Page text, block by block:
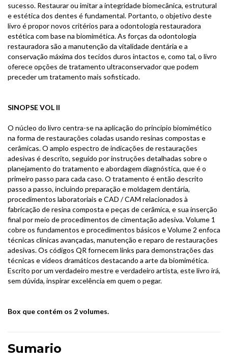
sucesso. Restaurar ou imitar a integridade biomecânica, estrutural
e estética dos dentes é fundamental. Portanto, o objetivo deste
livro é propor novos critérios para a odontologia restauradora
estética com base na biomimética. As forças da odontologia
restauradora são a manutenção da vitalidade dentária e a
conservação máxima dos tecidos duros intactos e, como tal, o livro
oferece opções de tratamento ultraconservador que podem
preceder um tratamento mais sofisticado.
SINOPSE VOL II
O núcleo do livro centra-se na aplicação do princípio biomimético
na forma de restaurações coladas usando resinas compostas e
cerâmicas. O amplo espectro de indicações de restaurações
adesivas é descrito, seguido por instruções detalhadas sobre o
planejamento do tratamento e abordagem diagnóstica, que é o
primeiro passo para cada caso. O tratamento é então descrito
passo a passo, incluindo preparação e moldagem dentária,
procedimentos laboratoriais e CAD / CAM relacionados à
fabricação de resina composta e peças de cerâmica, e sua inserção
final por meio de procedimentos de cimentação adesiva. Volume 1
cobre os fundamentos e procedimentos básicos e Volume 2 enfoca
técnicas clínicas avançadas, manutenção e reparo de restaurações
adesivas. Os códigos QR fornecem links para demonstrações das
técnicas e vídeos dramáticos destacando a arte da biomimética.
Escrito por um verdadeiro mestre e verdadeiro artista, este livro irá,
sem dúvida, inspirar excelência em quem o pegar.
Box que contém os 2 volumes.
Sumario